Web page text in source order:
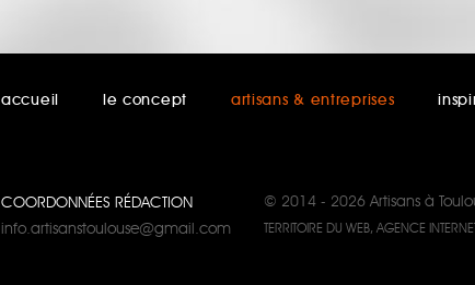
accueil le concept artisans & entreprises
COORDONNÉES RÉDACTION
info.artisanstoulouse@gmail.com
© 2014 - 2026 Artisans à
TERRITOIRE DU WEB, AGENCE